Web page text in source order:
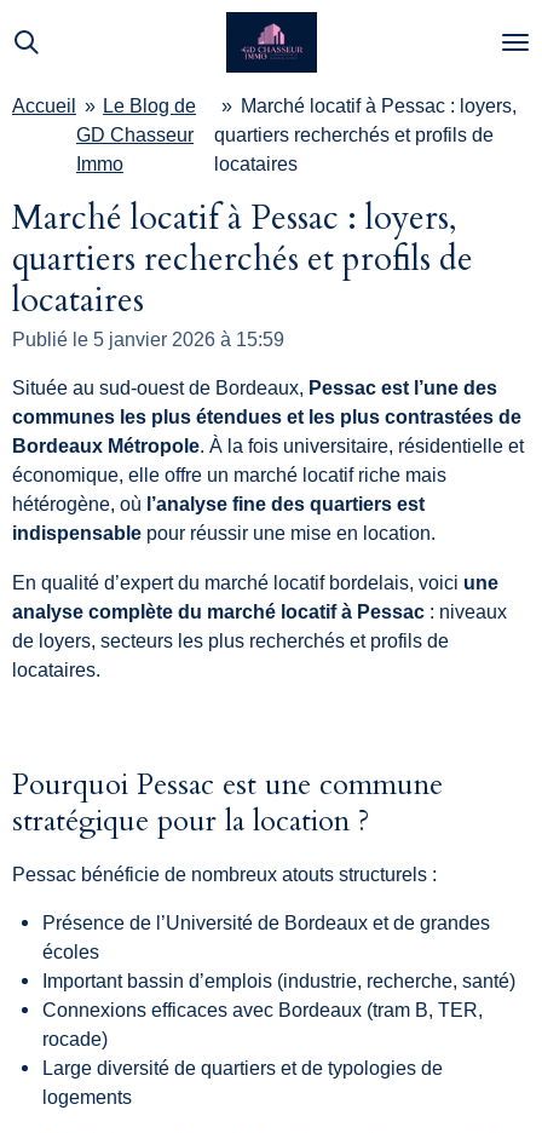
Passer
au
principal
Accueil » Le Blog de
GD Chasseur
Immo
» Marché locatif à Pessac : loyers,
quartiers recherchés et profils de
locataires
Marché locatif à Pessac : loyers,
quartiers recherchés et profils de
locataires
Publié le 5 janvier 2026 à 15:59
Située au sud-ouest de Bordeaux, Pessac est l’une des
communes les plus étendues et les plus contrastées de
Bordeaux Métropole. À la fois universitaire, résidentielle et
économique, elle offre un marché locatif riche mais
hétérogène, où l’analyse fine des quartiers est
indispensable pour réussir une mise en location.
En qualité d’expert du marché locatif bordelais, voici une
analyse complète du marché locatif à Pessac : niveaux
de loyers, secteurs les plus recherchés et profils de
locataires.
Pourquoi Pessac est une commune
stratégique pour la location ?
Pessac bénéficie de nombreux atouts structurels :
Présence de l’Université de Bordeaux et de grandes
écoles
Important bassin d’emplois (industrie, recherche, santé)
Connexions efficaces avec Bordeaux (tram B, TER,
rocade)
Large diversité de quartiers et de typologies de
logements